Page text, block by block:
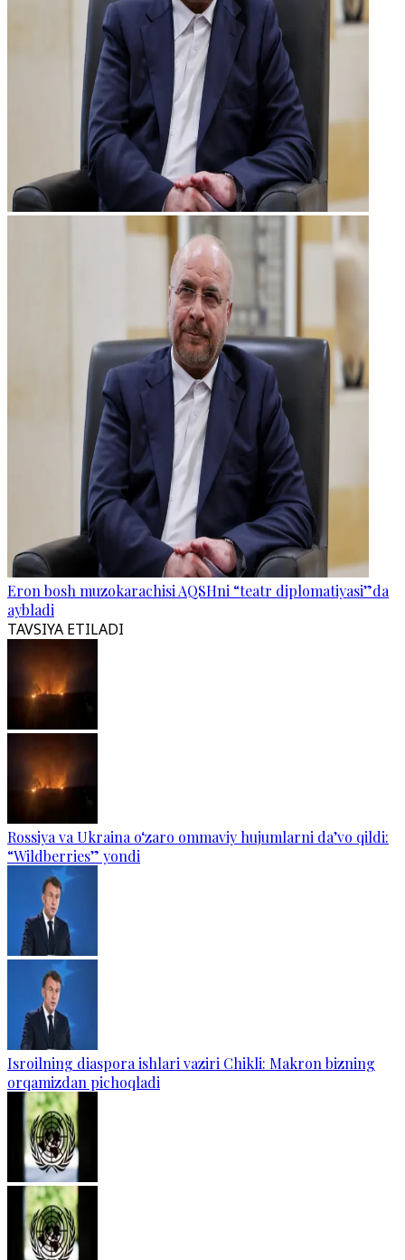
Eron bosh muzokarachisi AQSHni “teatr diplomatiyasi”da
aybladi
TAVSIYA ETILADI
Rossiya va Ukraina o‘zaro ommaviy hujumlarni da’vo qildi:
“Wildberries” yondi
Isroilning diaspora ishlari vaziri Chikli: Makron bizning
orqamizdan pichoqladi